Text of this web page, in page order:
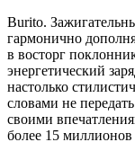
Burito.
гармонично
в восторг
энергетический
настолько
словами не
своими
более 15